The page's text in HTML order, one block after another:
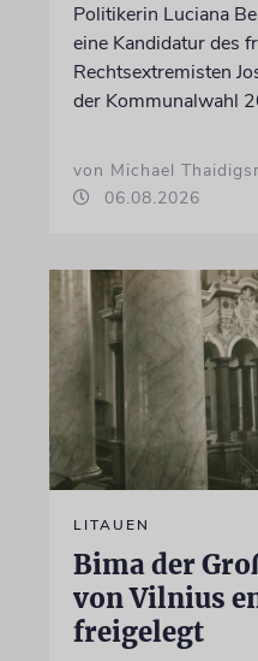
Politikerin Luciana
eine Kandidatur des
Rechtsextremisten
der Kommunalwahl
von Michael
06.08.2026
LITAUEN
Bima der
von Vilnius
freigelegt